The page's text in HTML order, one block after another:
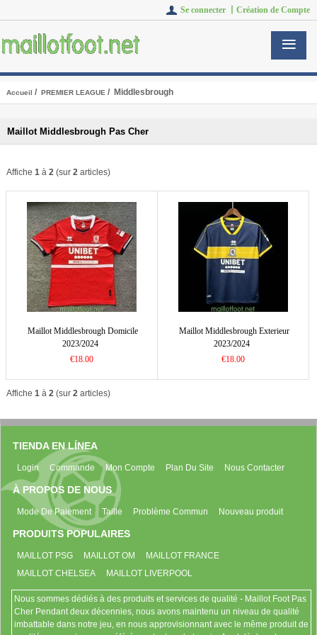
Se connecter 丨 Création de Compte
Accueil / PREMIER LEAGUE/ Middlesbrough
Maillot Middlesbrough Pas Cher
Affiche 1à 2(sur 2articles)
Maillot Middlesbrough Domicile
2023/2024
€18.00
Maillot Middlesbrough Exterieur
2023/2024
€18.00
Affiche 1à 2(sur 2articles)
TIENDA EN LÍNEA
Login Commande Mon Compte Plan Du Site Nous Contacter
À PROPOS DE NOUS
Mode De Paiement Taille Problème Commun Nouveau produit
PRODUITS POPULAIRES
MAILLOT PSG MAILLOT OM
MAILLOT FRANCE
MAILLOT CHELSEA
MAILLOT LIVERPOOL
Nous sommes dédiés à des produits et services de qualité - Maillot Foot Pas
Cher Pendant deux décennies, nous avons maintenu un niveau de qualité
imbattable dans notre jeu, en nous approvisionnant avec le même produit de